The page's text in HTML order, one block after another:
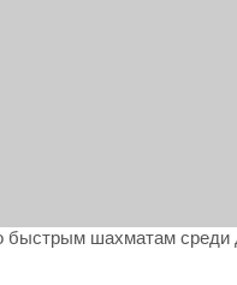
быстрым шахматам